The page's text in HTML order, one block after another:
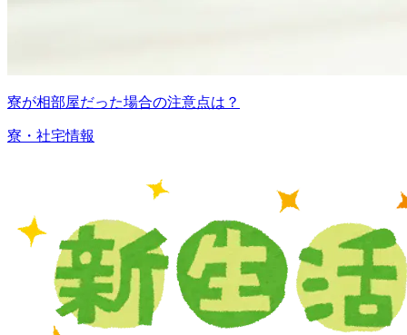
寮が相部屋だった場合の注意点は？
寮・社宅情報